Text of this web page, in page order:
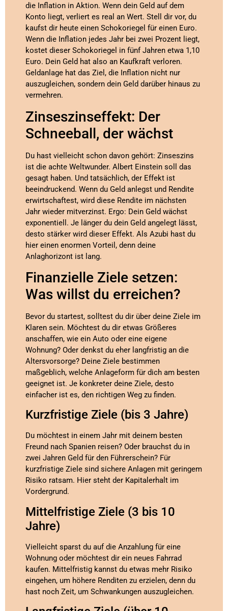
die Inflation in Aktion. Wenn dein Geld auf dem
Konto liegt, verliert es real an Wert. Stell dir vor, du
kaufst dir heute einen Schokoriegel für einen Euro.
Wenn die Inflation jedes Jahr bei zwei Prozent liegt,
kostet dieser Schokoriegel in fünf Jahren etwa 1,10
Euro. Dein Geld hat also an Kaufkraft verloren.
Geldanlage hat das Ziel, die Inflation nicht nur
auszugleichen, sondern dein Geld darüber hinaus zu
vermehren.
Zinseszinseffekt: Der
Schneeball, der wächst
Du hast vielleicht schon davon gehört: Zinseszins
ist die achte Weltwunder. Albert Einstein soll das
gesagt haben. Und tatsächlich, der Effekt ist
beeindruckend. Wenn du Geld anlegst und Rendite
erwirtschaftest, wird diese Rendite im nächsten
Jahr wieder mitverzinst. Ergo: Dein Geld wächst
exponentiell. Je länger du dein Geld angelegt lässt,
desto stärker wird dieser Effekt. Als Azubi hast du
hier einen enormen Vorteil, denn deine
Anlaghorizont ist lang.
Finanzielle Ziele setzen:
Was willst du erreichen?
Bevor du startest, solltest du dir über deine Ziele im
Klaren sein. Möchtest du dir etwas Größeres
anschaffen, wie ein Auto oder eine eigene
Wohnung? Oder denkst du eher langfristig an die
Altersvorsorge? Deine Ziele bestimmen
maßgeblich, welche Anlageform für dich am besten
geeignet ist. Je konkreter deine Ziele, desto
einfacher ist es, den richtigen Weg zu finden.
Kurzfristige Ziele (bis 3 Jahre)
Du möchtest in einem Jahr mit deinem besten
Freund nach Spanien reisen? Oder brauchst du in
zwei Jahren Geld für den Führerschein? Für
kurzfristige Ziele sind sichere Anlagen mit geringem
Risiko ratsam. Hier steht der Kapitalerhalt im
Vordergrund.
Mittelfristige Ziele (3 bis 10
Jahre)
Vielleicht sparst du auf die Anzahlung für eine
Wohnung oder möchtest dir ein neues Fahrrad
kaufen. Mittelfristig kannst du etwas mehr Risiko
eingehen, um höhere Renditen zu erzielen, denn du
hast noch Zeit, um Schwankungen auszugleichen.